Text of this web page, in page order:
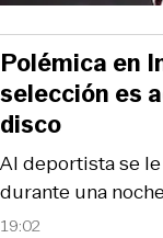
19:02
Al deportista se
durante una
Polémica en
selección es
disco